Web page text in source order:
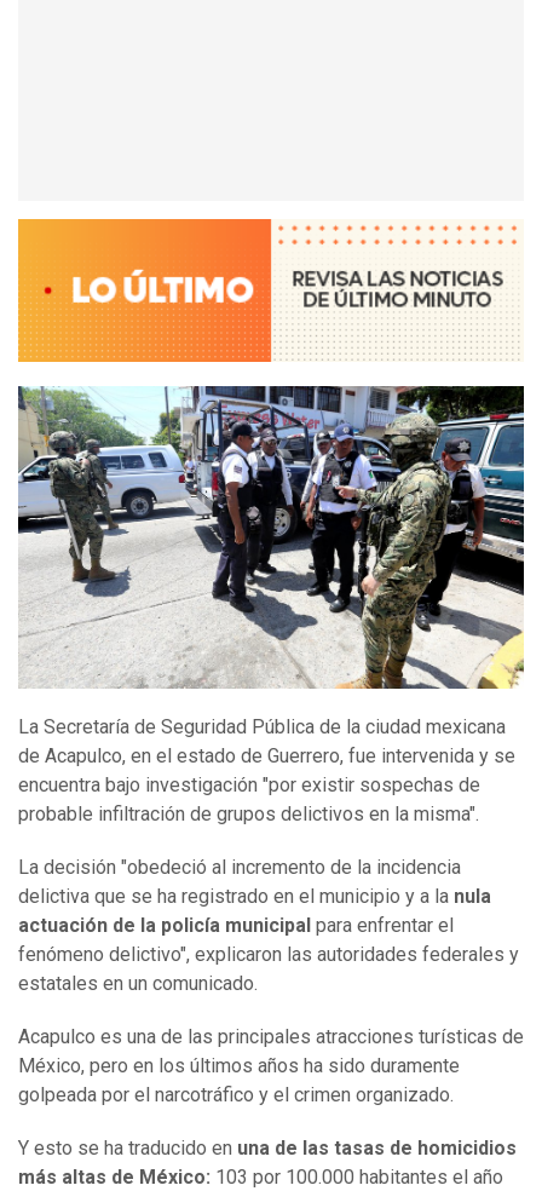
La Secretaría de Seguridad Pública de la ciudad mexicana
de Acapulco, en el estado de Guerrero, fue intervenida y se
encuentra bajo investigación "por existir sospechas de
probable infiltración de grupos delictivos en la misma".
La decisión "obedeció al incremento de la incidencia
delictiva que se ha registrado en el municipio y a la nula
actuación de la policía municipal para enfrentar el
fenómeno delictivo", explicaron las autoridades federales y
estatales en un comunicado.
Acapulco es una de las principales atracciones turísticas de
México, pero en los últimos años ha sido duramente
golpeada por el narcotráfico y el crimen organizado.
Y esto se ha traducido en una de las tasas de homicidios
más altas de México: 103 por 100.000 habitantes el año